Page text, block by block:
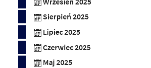
Sierpień 2025
Lipiec 2025
Czerwiec 2025
Maj 2025